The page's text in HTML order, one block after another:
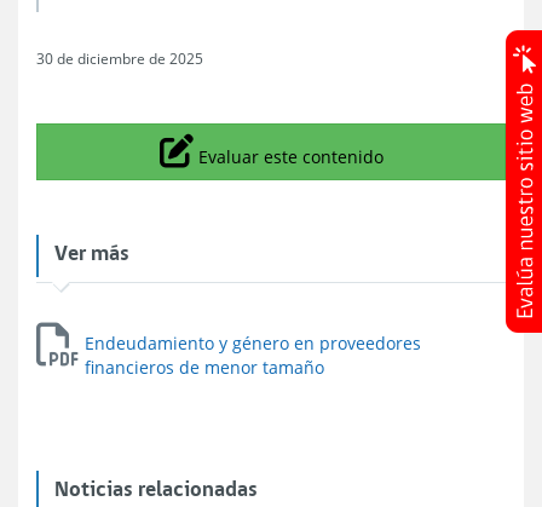
30 de diciembre de 2025
Icono
Evaluar este contenido
Ver más
Endeudamiento y género en proveedores
financieros de menor tamaño
Noticias relacionadas